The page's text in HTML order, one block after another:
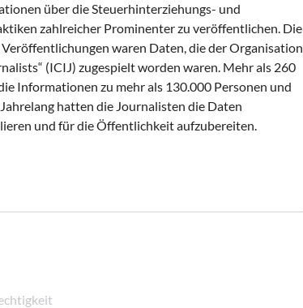
über die Steuerhinterziehungs- und
zahlreicher Prominenter zu veröffentlichen. Die
waren Daten, die der Organisation
(ICIJ) zugespielt worden waren. Mehr als 260
Informationen zu mehr als 130.000 Personen und
hatten die Journalisten die Daten
und für die Öffentlichkeit aufzubereiten.